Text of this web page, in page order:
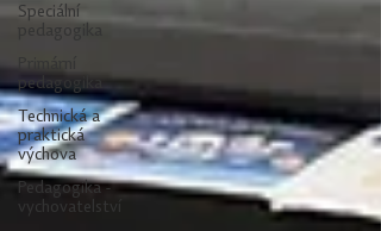
Speciální
pedagogika
pedagogika
Technická a
praktická
výchova
Pedagogika -
vychovatelství